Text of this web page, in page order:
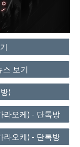
스 보기
)
라오케) - 단톡방
라오케) - 단톡방